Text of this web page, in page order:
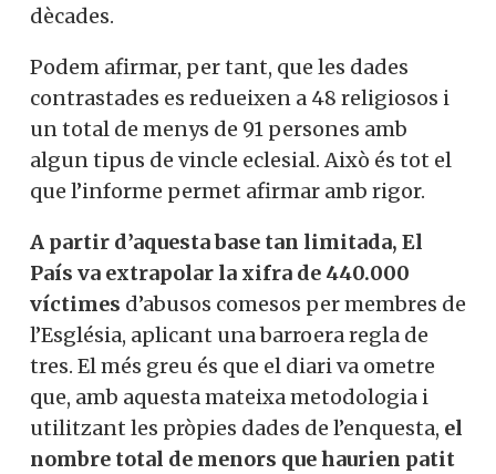
dècades.
Podem afirmar, per tant, que les dades
contrastades es redueixen a 48 religiosos i
un total de menys de 91 persones amb
algun tipus de vincle eclesial. Això és tot el
que l’informe permet afirmar amb rigor.
A partir d’aquesta base tan limitada, El
País va extrapolar la xifra de 440.000
víctimes d’abusos comesos per membres de
l’Església, aplicant una barroera regla de
tres. El més greu és que el diari va ometre
que, amb aquesta mateixa metodologia i
utilitzant les pròpies dades de l’enquesta, el
nombre total de menors que haurien patit